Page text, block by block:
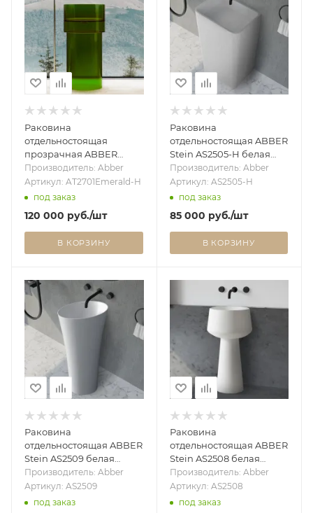
Раковина
отдельностоящая
прозрачная ABBER
Kristall AT2701Emerald-H
зеленая
Производитель: Abber
Артикул: AT2701Emerald-H
под заказ
120 000 руб./шт
В КОРЗИНУ
Раковина
отдельностоящая ABBER
Stein AS2505-H белая
матовая
Производитель: Abber
Артикул: AS2505-H
под заказ
85 000 руб./шт
В КОРЗИНУ
Раковина
отдельностоящая ABBER
Stein AS2509 белая
матовая
Производитель: Abber
Артикул: AS2509
под заказ
Раковина
отдельностоящая ABBER
Stein AS2508 белая
матовая
Производитель: Abber
Артикул: AS2508
под заказ